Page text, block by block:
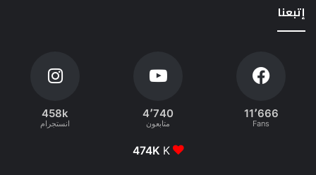
إتبعنا
11٬666
Fans
4٬740
متابعون
458k
انستجرام
474K K